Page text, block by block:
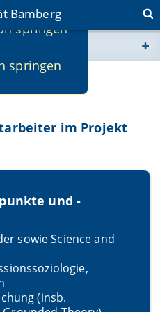
springen
springen
Bamberg
im Projekt
und -
sowie Science and
(insb.